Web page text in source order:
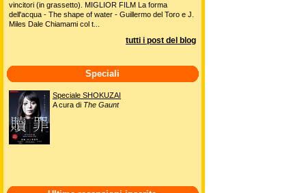
vincitori (in grassetto). MIGLIOR FILM La forma
dell'acqua - The shape of water - Guillermo del Toro e J.
Miles Dale Chiamami col t...
tutti i post del blog
Speciali
Speciale SHOKUZAI
A cura di The Gaunt